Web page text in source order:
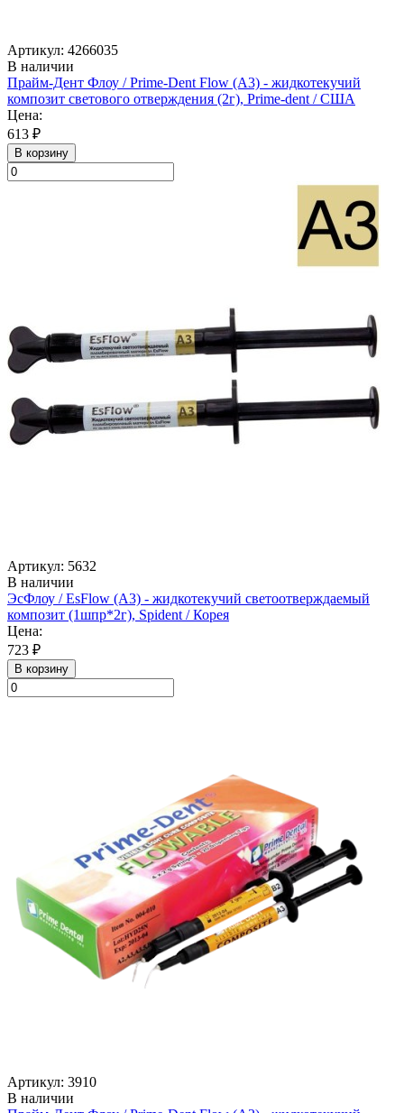
Артикул: 4266035
В наличии
Прайм-Дент Флоу / Prime-Dent Flow (А3) - жидкотекучий
композит светового отверждения (2г), Prime-dent / США
Цена:
613 ₽
В корзину
Артикул: 5632
В наличии
ЭсФлоу / EsFlow (А3) - жидкотекучий светоотверждаемый
композит (1шпр*2г), Spident / Корея
Цена:
723 ₽
В корзину
Артикул: 3910
В наличии